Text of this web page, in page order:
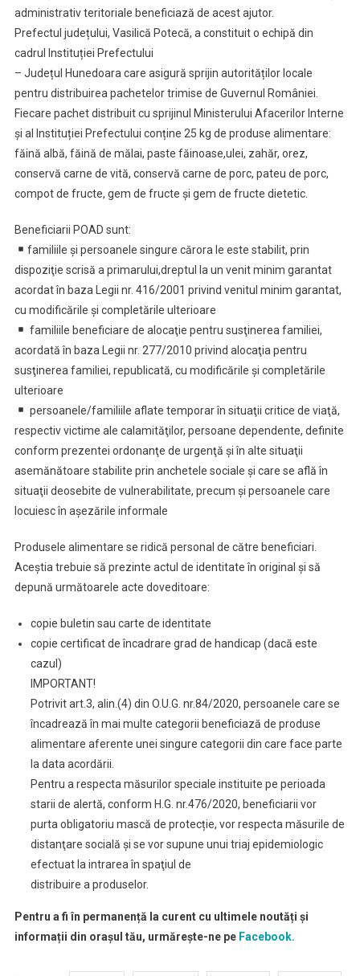
Cu
Ajutoare
administrativ teritoriale beneficiază de acest ajutor.
Prefectul județului, Vasilică Potecă, a constituit o echipă din
cadrul Instituției Prefectului
– Județul Hunedoara care asigură sprijin autorităților locale
pentru distribuirea pachetelor trimise de Guvernul României.
Fiecare pachet distribuit cu sprijinul Ministerului Afacerilor Interne
și al Instituției Prefectului conține 25 kg de produse alimentare:
făină albă, făină de mălai, paste făinoase,ulei, zahăr, orez,
conservă carne de vită, conservă carne de porc, pateu de porc,
compot de fructe, gem de fructe și gem de fructe dietetic.
Beneficiarii POAD sunt:
familiile şi persoanele singure cărora le este stabilit, prin
dispoziţie scrisă a primarului,dreptul la un venit minim garantat
acordat în baza Legii nr. 416/2001 privind venitul minim garantat,
cu modificările şi completările ulterioare
familiile beneficiare de alocaţie pentru susţinerea familiei,
acordată în baza Legii nr. 277/2010 privind alocaţia pentru
susţinerea familiei, republicată, cu modificările şi completările
ulterioare
persoanele/familiile aflate temporar în situaţii critice de viaţă,
respectiv victime ale calamităţilor, persoane dependente, definite
conform prezentei ordonanţe de urgenţă şi în alte situaţii
asemănătoare stabilite prin anchetele sociale şi care se află în
situaţii deosebite de vulnerabilitate, precum şi persoanele care
locuiesc în aşezările informale
Produsele alimentare se ridică personal de către beneficiari.
Aceștia trebuie să prezinte actul de identitate în original și să
depună următoarele acte doveditoare:
copie buletin sau carte de identitate
copie certificat de încadrare grad de handicap (dacă este
cazul)
IMPORTANT!
Potrivit art.3, alin.(4) din O.U.G. nr.84/2020, persoanele care se
încadrează în mai multe categorii beneficiază de produse
alimentare aferente unei singure categorii din care face parte
la data acordării.
Pentru a respecta măsurilor speciale instituite pe perioada
starii de alertă, conform H.G. nr.476/2020, beneficiarii vor
purta obligatoriu mască de protecție, vor respecta măsurile de
distanţare socială şi se vor supune unui triaj epidemiologic
efectuat la intrarea în spaţiul de
distribuire a produselor.
Pentru a fi în permanență la curent cu ultimele noutăți și
informații din orașul tău, urmărește-ne peFacebook.